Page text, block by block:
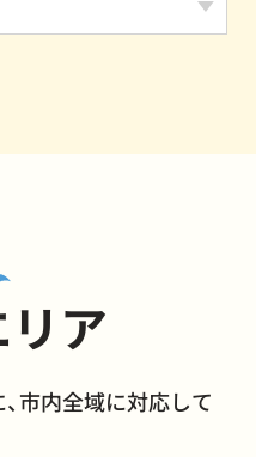
ア
市内全域に対応して